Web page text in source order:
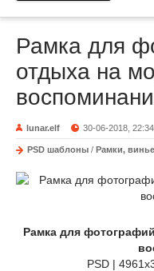
Рамка для
отдыха на
lunar.elf 30-06-2018, 22:34
PSD шаблоны / Рамки,
Рамка для
PSD |